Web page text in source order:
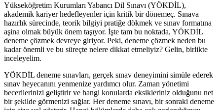
Yükseköğretim Kurumları Yabancı Dil Sınavı (YÖKDİL),
akademik kariyer hedefleyenler için kritik bir dönemeç. Sınava
hazırlık sürecinde, teorik bilgiyi pratiğe dökmek ve sınav formatına
aşina olmak büyük önem taşıyor. İşte tam bu noktada, YÖKDİL
deneme çözmek devreye giriyor. Peki, deneme çözmek neden bu
kadar önemli ve bu süreçte nelere dikkat etmeliyiz? Gelin, birlikte
inceleyelim.
YÖKDİL deneme sınavları, gerçek sınav deneyimini simüle ederek
sınav heyecanını yenmenize yardımcı olur. Zaman yönetimi
becerilerinizi geliştirir ve hangi konularda eksikleriniz olduğunu net
bir şekilde görmenizi sağlar. Her deneme sınavı, bir sonraki deneme